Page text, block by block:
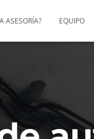
ASESORÍA? EQUIPO